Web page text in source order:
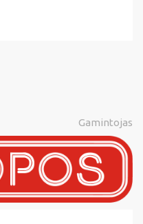
Gamintojas